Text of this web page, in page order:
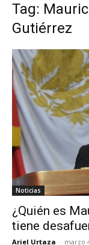
Tag:
Gutiérrez
Noticias
¿Quién es
tiene
Ariel Urtaza - marzo